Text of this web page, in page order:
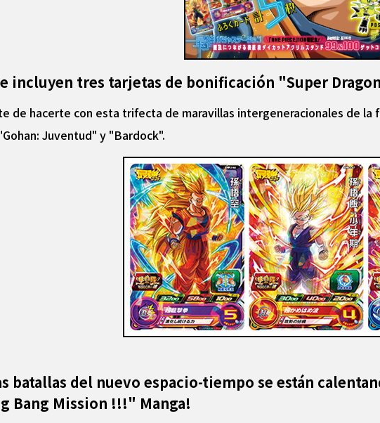
incluyen tres tarjetas de bonificación "Super
de hacerte con esta trifecta de maravillas intergeneracionales de
Juventud" y "Bardock".
batallas del nuevo espacio-tiempo se están
Bang Mission !!!" Manga!